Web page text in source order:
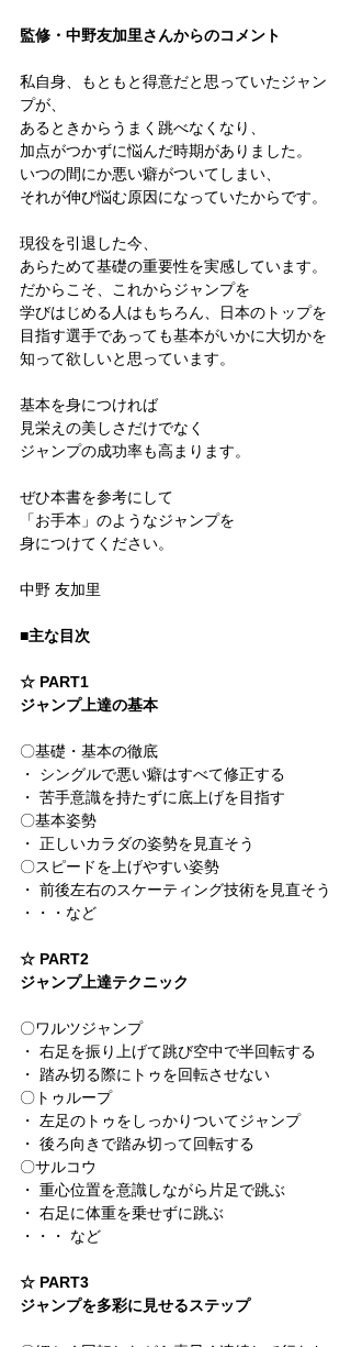
監修・中野友加里さんからのコメント
私自身、もともと得意だと思っていたジャン
プが、
あるときからうまく跳べなくなり、
加点がつかずに悩んだ時期がありました。
いつの間にか悪い癖がついてしまい、
それが伸び悩む原因になっていたからです。
現役を引退した今、
あらためて基礎の重要性を実感しています。
だからこそ、これからジャンプを
学びはじめる人はもちろん、日本のトップを
目指す選手であっても基本がいかに大切かを
知って欲しいと思っています。
基本を身につければ
見栄えの美しさだけでなく
ジャンプの成功率も高まります。
ぜひ本書を参考にして
「お手本」のようなジャンプを
身につけてください。
中野 友加里
■主な目次
☆ PART1
ジャンプ上達の基本
〇基礎・基本の徹底
・ シングルで悪い癖はすべて修正する
・ 苦手意識を持たずに底上げを目指す
〇基本姿勢
・ 正しいカラダの姿勢を見直そう
〇スピードを上げやすい姿勢
・ 前後左右のスケーティング技術を見直そう
・・・など
☆ PART2
ジャンプ上達テクニック
〇ワルツジャンプ
・ 右足を振り上げて跳び空中で半回転する
・ 踏み切る際にトゥを回転させない
〇トゥループ
・ 左足のトゥをしっかりついてジャンプ
・ 後ろ向きで踏み切って回転する
〇サルコウ
・ 重心位置を意識しながら片足で跳ぶ
・ 右足に体重を乗せずに跳ぶ
・・・ など
☆ PART3
ジャンプを多彩に見せるステップ